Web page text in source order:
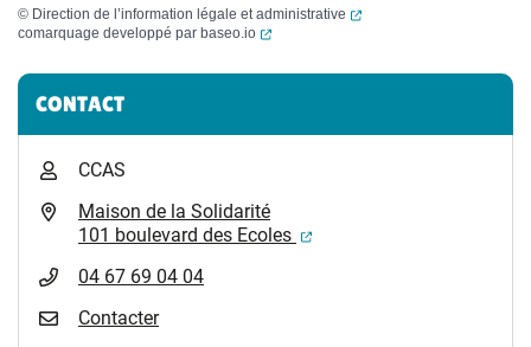
© Direction de l’information légale et administrative
(ouverture dans un
comarquage developpé par baseo.io (ouverture dans un nouvel onglet)
Informations complémentaires
CONTACT
CCAS
Maison de la Solidarité
101 boulevard des Ecoles
(ouverture dans un
04 67 69 04 04
Contacter